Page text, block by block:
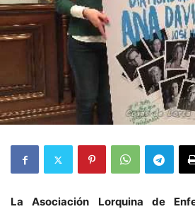
La Asociación Lorquina de